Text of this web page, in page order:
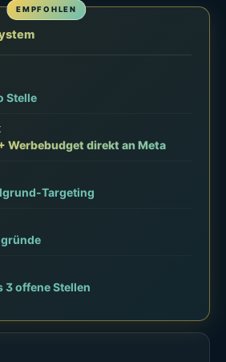
Stelle
Werbebudget direkt an Meta
Targeting
3 offene Stellen